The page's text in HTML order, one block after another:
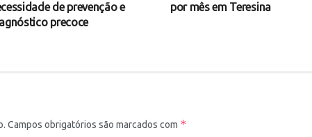
de prevenção e
precoce
por mês em Teresina
Campos obrigatórios são marcados com *